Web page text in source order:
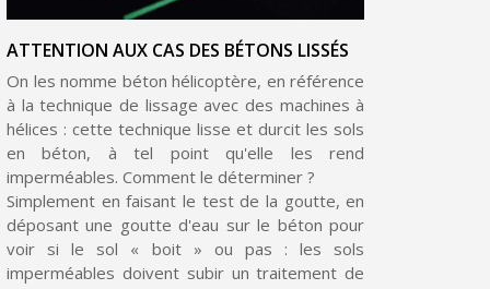
ATTENTION AUX CAS DES BÉTONS LISSÉS
On les nomme béton hélicoptère, en référence
à la technique de lissage avec des machines à
hélices : cette technique lisse et durcit les sols
en béton, à tel point qu'elle les rend
imperméables. Comment le déterminer ?
Simplement en faisant le test de la goutte, en
déposant une goutte d'eau sur le béton pour
voir si le sol « boit » ou pas : les sols
imperméables doivent subir un traitement de